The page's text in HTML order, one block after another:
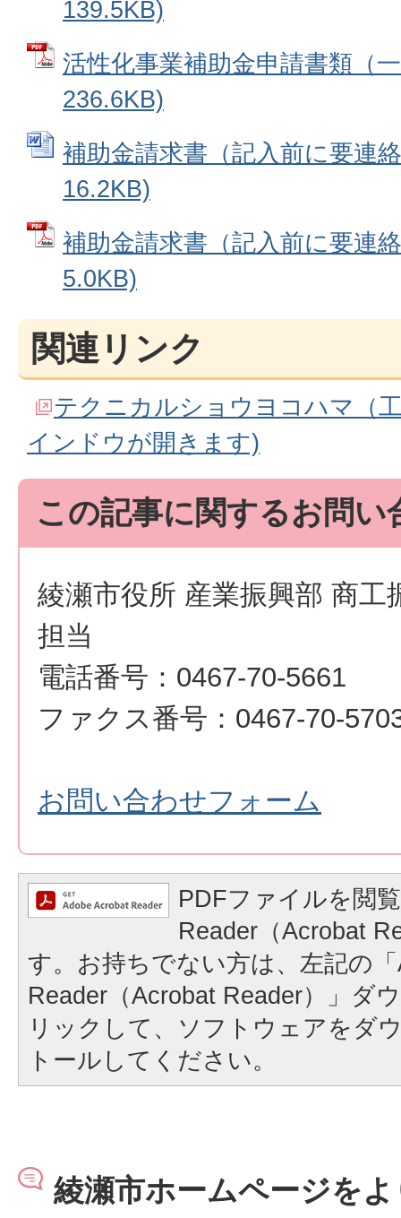
139.5KB)
活性化事業補助金申請書類（
236.6KB)
補助金請求書（記入前に要連
16.2KB)
補助金請求書（記入前に要連
5.0KB)
関連リンク
テクニカルショウヨコハマ（
インドウが開きます)
この記事に関するお問い
綾瀬市役所 産業振興部 商工
担当
電話番号：0467-70-5661
ファクス番号：0467-70-
お問い合わせフォーム
PDFファイルを閲
Reader（Acrobat
す。お持ちでない方は、左記の
Reader（Acrobat Reader）」ダ
リックして、ソフトウェアをダ
トールしてください。
綾瀬市ホームページを